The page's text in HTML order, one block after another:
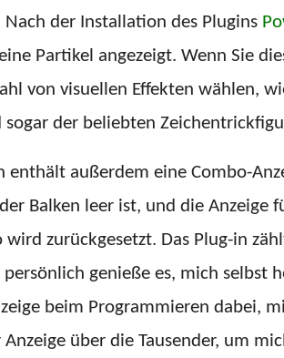
der Installation des Plugins
Partikel angezeigt. Wenn Sie
von visuellen Effekten wählen,
sogar der beliebten
enthält außerdem eine Combo-
Balken leer ist, und die Anzeige
wird zurückgesetzt. Das Plug-in
persönlich genieße es, mich selbst
beim Programmieren dabei,
Anzeige über die Tausender, um